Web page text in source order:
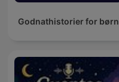
Godnathistorier for børn